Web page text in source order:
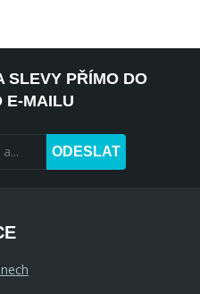
SLEVY PŘÍMO DO
E-MAILU
ODESLAT